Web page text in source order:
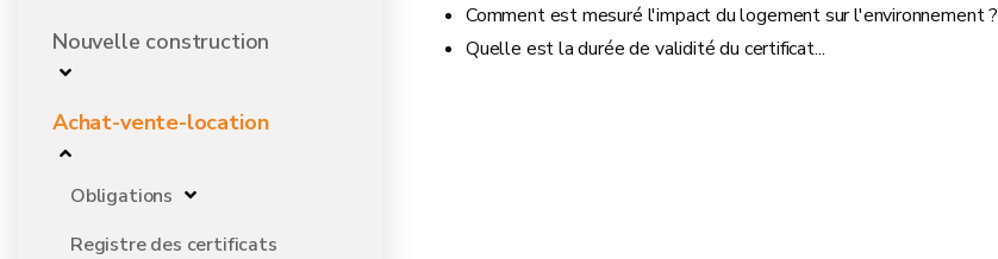
Nouvelle construction
Achat-vente-location
Obligations
Registre des certificats
Comment est mesuré l'impact du logement sur l'environnement ?
Quelle est la durée de validité du certificat...